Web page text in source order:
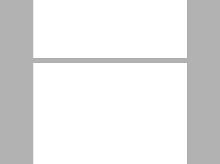
פרק ראשון הפרסונליזציה: מעבר ממפלגות לאישים ... 11